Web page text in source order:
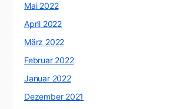
Mai 2022
April 2022
März 2022
Februar 2022
Januar 2022
Dezember 2021